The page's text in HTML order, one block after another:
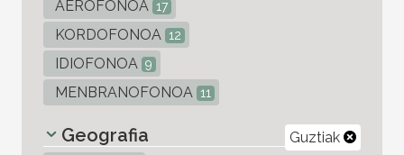
AEROFONOA 17
KORDOFONOA 12
IDIOFONOA 9
MENBRANOFONOA 11
Guztiak
Geografia